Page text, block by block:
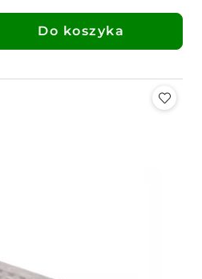
Do koszyka